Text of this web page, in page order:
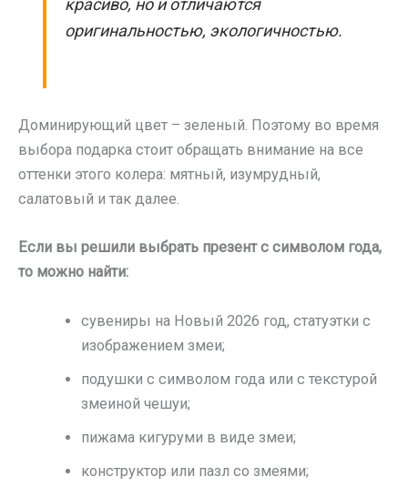
красиво, но и отличаются
оригинальностью, экологичностью.
Доминирующий цвет – зеленый. Поэтому во время
выбора подарка стоит обращать внимание на все
оттенки этого колера: мятный, изумрудный,
салатовый и так далее.
Если вы решили выбрать презент с символом года,
то можно найти:
сувениры на Новый 2026 год, статуэтки с
изображением змеи;
подушки с символом года или с текстурой
змеиной чешуи;
пижама кигуруми в виде змеи;
конструктор или пазл со змеями;